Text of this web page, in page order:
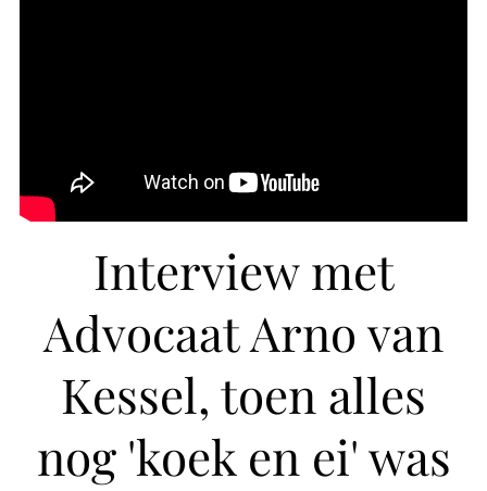
Interview met
Advocaat Arno van
Kessel, toen alles
nog 'koek en ei' was